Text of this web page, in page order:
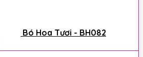
Bó Hoa Tươi - BH082